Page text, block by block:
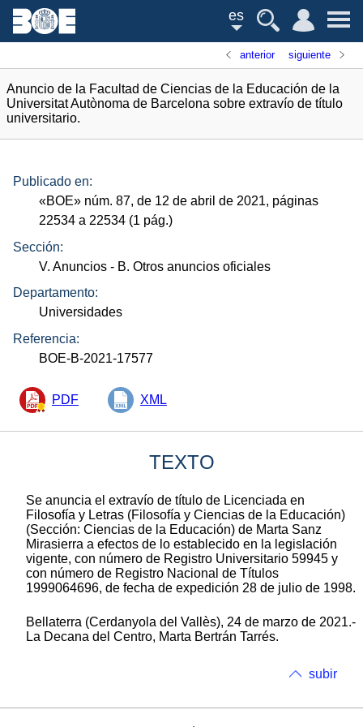
es
anterior siguiente
Anuncio de la Facultad de Ciencias de la Educación de la
Universitat Autònoma de Barcelona sobre extravío de título
universitario.
Publicado en:
«BOE» núm. 87, de 12 de abril de 2021, páginas
22534 a 22534 (1 pág.)
Sección:
V. Anuncios - B. Otros anuncios oficiales
Departamento:
Universidades
Referencia:
BOE-B-2021-17577
PDF XML
TEXTO
Se anuncia el extravío de título de Licenciada en
Filosofía y Letras (Filosofía y Ciencias de la Educación)
(Sección: Ciencias de la Educación) de Marta Sanz
Mirasierra a efectos de lo establecido en la legislación
vigente, con número de Registro Universitario 59945 y
con número de Registro Nacional de Títulos
1999064696, de fecha de expedición 28 de julio de 1998.
Bellaterra (Cerdanyola del Vallès), 24 de marzo de 2021.-
La Decana del Centro, Marta Bertrán Tarrés.
subir